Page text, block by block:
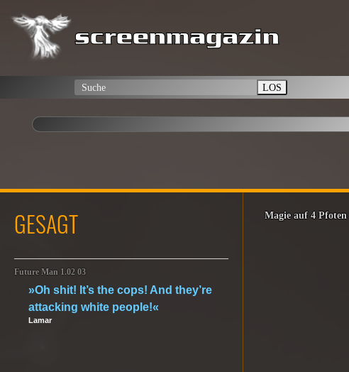
LOS
Magie auf 4 Pfoten
GESAGT
Future Man 1.02 03
»Oh shit! It’s the cops! And they’re
attacking white people!«
Lamar